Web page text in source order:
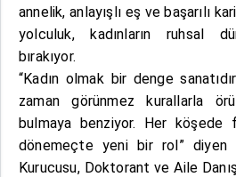
annelik, anlayışlı eş ve başarılı
yolculuk, kadınların ruhsal
bırakıyor.
“Kadın olmak bir denge
zaman görünmez kurallarla
bulmaya benziyor. Her köşede
dönemeçte yeni bir rol” diyen
Kurucusu, Doktorant ve Aile